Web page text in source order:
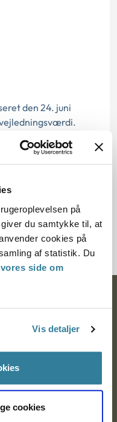
på
du samtykke til, at
cookies på
af statistik. Du
vores side om
Vis detaljer
cookies
den 24. juni